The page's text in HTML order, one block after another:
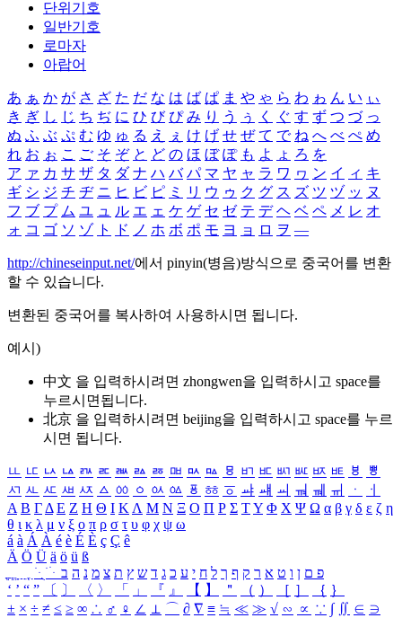
단위기호
일반기호
로마자
아랍어
あ ぁ か が さ ざ た だ な は ば ぱ ま や ゃ ら わ ゎ ん い ぃ
き ぎ し じ ち ぢ に ひ び ぴ み り う ぅ く ぐ す ず つ づ っ
ぬ ふ ぶ ぷ む ゆ ゅ る え ぇ け げ せ ぜ て で ね へ べ ぺ め
れ お ぉ こ ご そ ぞ と ど の ほ ぼ ぽ も よ ょ ろ を
ア ァ カ サ ザ タ ダ ナ ハ バ パ マ ヤ ャ ラ ワ ヮ ン イ ィ キ
ギ シ ジ チ ヂ ニ ヒ ビ ピ ミ リ ウ ゥ ク グ ス ズ ツ ヅ ッ ヌ
フ ブ プ ム ユ ュ ル エ ェ ケ ゲ セ ゼ テ デ ヘ ベ ペ メ レ オ
ォ コ ゴ ソ ゾ ト ド ノ ホ ボ ポ モ ヨ ョ ロ ヲ ―
http://chineseinput.net/에서 pinyin(병음)방식으로 중국어를 변환
할 수 있습니다.
변환된 중국어를 복사하여 사용하시면 됩니다.
예시)
中文 을 입력하시려면 zhongwen을 입력하시고 space를
누르시면됩니다.
北京 을 입력하시려면 beijing을 입력하시고 space를 누르
시면 됩니다.
ㅥ ㅦ ㅧ ㅨ ㅩ ㅪ ㅫ ㅬ ㅭ ㅮ ㅯ ㅰ ㅱ ㅲ ㅳ ㅴ ㅵ ㅶ ㅷ ㅸ
ㅹ
ㅺ ㅻ ㅼ ㅽ ㅾ ㅿ ㆀ ㆁ ㆂ ㆃ ㆄ ㆅ ㆆ ㆇ ㆈ ㆉ ㆊ ㆋ ㆌ ㆍ
ㆎ
Α Β ΓΔ Ε Ζ Η Θ Ι ΚΛ Μ Ν Ξ Ο Π Ρ Σ ΤΥ Φ Χ Ψ Ω α β γ δ ε ζ η
θ ι κ λ μ ν ξ ο π ρ σ τ υ φ χ ψ ω
á à Á À é è É È ç Ç ê
Ä Ö Ü ä ö ü ß
ִֶֹ ֻּ ׁׂ פ ם ן ו ט א ר ק ף ך ל ח י ע כ ג ד ש ץ ת צ מ נ ה ב
‘ ’ “ ” 〔 〕 〈 〉 「 」 『 』 【 】 ＂ （ ） ［ ］ ｛ ｝
± × ÷ ≠ ≤ ≥ ∞ ∴ ♂ ♀ ∠ ⊥ ⌒ ∂ ∇ ≡ ≒ ≪ ≫ √ ∽ ∝ ∵ ∫ ∬ ∈ ∋